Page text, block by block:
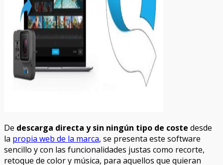
De descarga directa y sin ningún tipo de coste desde
la propia web de la marca, se presenta este software
sencillo y con las funcionalidades justas como recorte,
retoque de color y música, para aquellos que quieran